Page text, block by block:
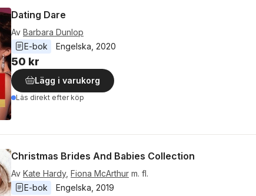
Dating Dare
Av Barbara Dunlop
E-bok
Engelska 2020
50 kr
Lägg i varukorg
Läs direkt efter köp
Christmas Brides And Babies Collection
Av Kate Hardy, Fiona McArthur m. fl.
E-bok
Engelska 2019